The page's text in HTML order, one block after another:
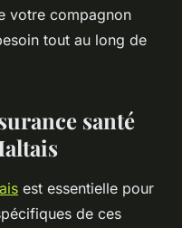
votre compagnon
tout au long de
santé
est essentielle pour
de ces